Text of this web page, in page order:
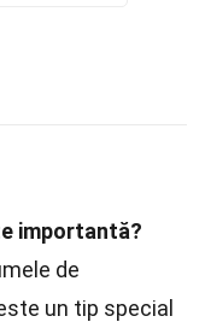
importantă?
de
un tip special